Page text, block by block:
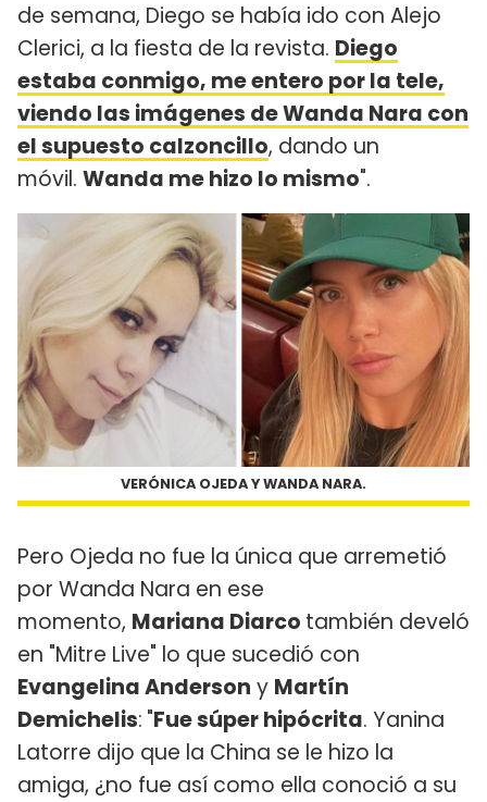
de semana, Diego se había ido con Alejo
Clerici, a la fiesta de la revista. Diego
estaba conmigo, me entero por la tele,
viendo las imágenes de Wanda Nara con
el supuesto calzoncillo, dando un
móvil. Wanda me hizo lo mismo".
VERÓNICA OJEDA Y WANDA NARA.
Pero Ojeda no fue la única que arremetió
por Wanda Nara en ese
momento, Mariana Diarco también develó
en "Mitre Live" lo que sucedió con
Evangelina Anderson y Martín
Demichelis: "Fue súper hipócrita. Yanina
Latorre dijo que la China se le hizo la
amiga, ¿no fue así como ella conoció a su